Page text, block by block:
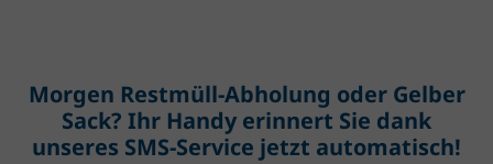
Morgen Restmüll-Abholung oder Gelber
Sack? Ihr Handy erinnert Sie dank
unseres SMS-Service jetzt automatisch!